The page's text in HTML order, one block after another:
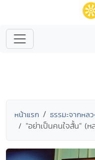
หน้าแรก ธรรมะจากหล
"อย่าเป็นคนใจสั้น" (